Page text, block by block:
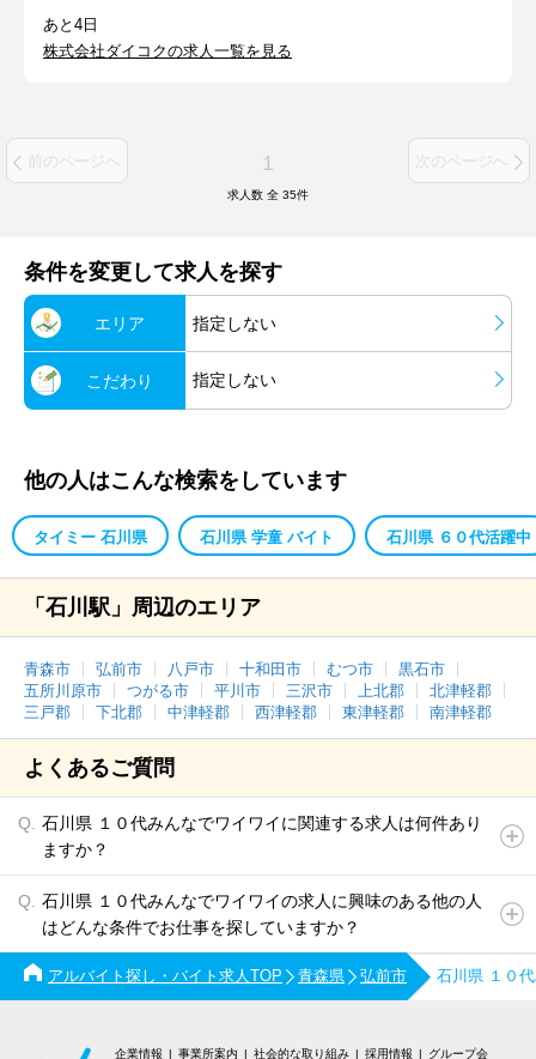
あと4日
株式会社ダイコクの求人一覧を見る
前のページへ 1 次のページへ
求人数 全 35件
条件を変更して求人を探す
エリア 指定しない
こだわり 指定しない
他の人はこんな検索をしています
タイミー 石川県 石川県 学童 バイト 石川県 ６０代活躍中
「石川駅」周辺のエリア
青森市 弘前市 八戸市 十和田市 むつ市
黒石市
五所川原市
つがる市 平川市 三沢市 上北郡
北津軽郡
三戸郡
下北郡 中津軽郡 西津軽郡 東津軽郡 南津軽郡
よくあるご質問
石川県 １０代みんなでワイワイに関連する求人は何件あり
ますか？
石川県 １０代みんなでワイワイの求人に興味のある他の人
はどんな条件でお仕事を探していますか？
アルバイト探し・バイト求人TOP 青森県 弘前市 石川県 １０
企業情報 事業所案内 社会的な取り組み 採用情報 グループ会